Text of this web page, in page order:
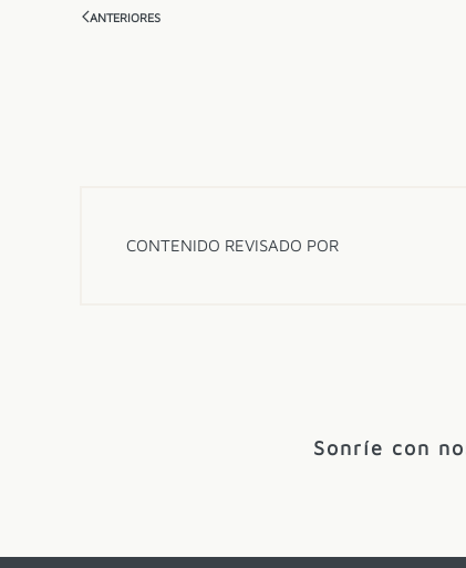
ANTERIORES
CONTENIDO REVISADO POR
Sonríe con